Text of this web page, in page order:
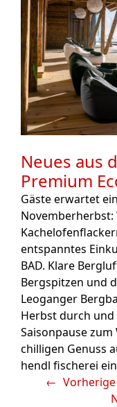
Neues aus
Premium
Gäste erwartet
Novemberherbst:
entspanntes
BAD. Klare
Bergspitzen und
Leoganger
Herbst durch
Saisonpause
chilligen Genuss
hendl fischerei
← Vorherige